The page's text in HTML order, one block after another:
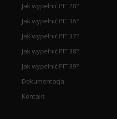
Jak wypełnić PIT 28?
Jak wypełnić PIT 36?
Jak wypełnić PIT 37?
Jak wypełnić PIT 38?
Jak wypełnić PIT 39?
Dokumentacja
Kontakt